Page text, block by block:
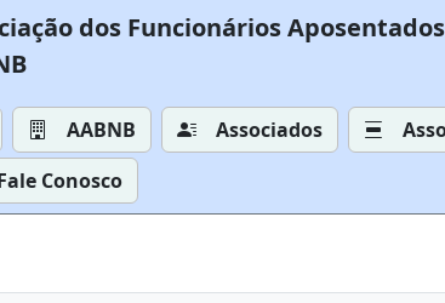
dos Funcionários
AABNB Associados
Conosco